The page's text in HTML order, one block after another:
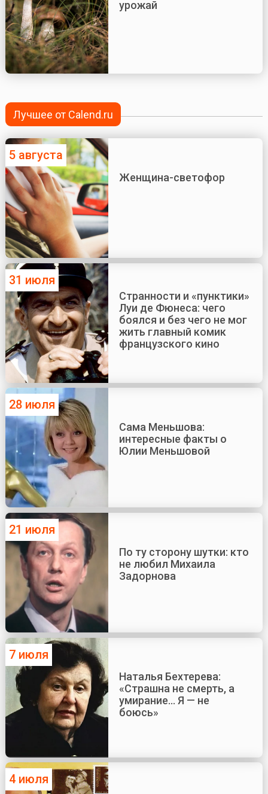
урожай
Лучшее от Calend.ru
5 августа
Женщина-светофор
31 июля
Странности и «пунктики»
Луи де Фюнеса: чего
боялся и без чего не мог
жить главный комик
французского кино
28 июля
Сама Меньшова:
интересные факты о
Юлии Меньшовой
21 июля
По ту сторону шутки: кто
не любил Михаила
Задорнова
7 июля
Наталья Бехтерева:
«Страшна не смерть, а
умирание... Я — не
боюсь»
4 июля